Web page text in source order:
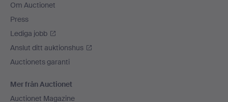
Om Auctionet
Press
Lediga jobb
Anslut ditt auktionshus
Auctionets garanti
Mer från Auctionet
Auctionet Magazine